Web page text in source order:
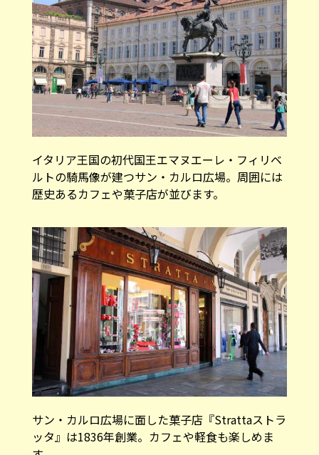
イタリア王国の初代国王エマヌエーレ・フィリベ
ルトの騎馬像が建つサン・カルロ広場。周囲には
歴史あるカフェや菓子店が並びます。
サン・カルロ広場に面した菓子店『Strattaストラ
ッタ』は1836年創業。カフェや軽食も楽しめま